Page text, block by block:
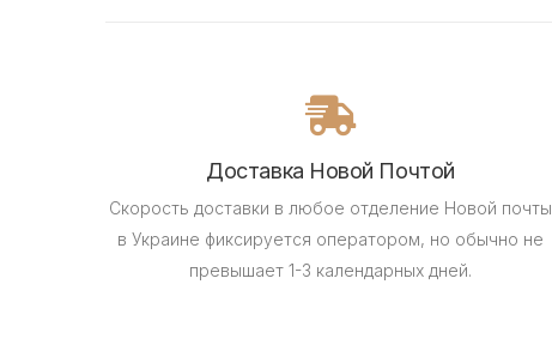
Доставка Новой Почтой
Скорость доставки в любое отделение Новой почты
в Украине фиксируется оператором, но обычно не
превышает 1-3 календарных дней.